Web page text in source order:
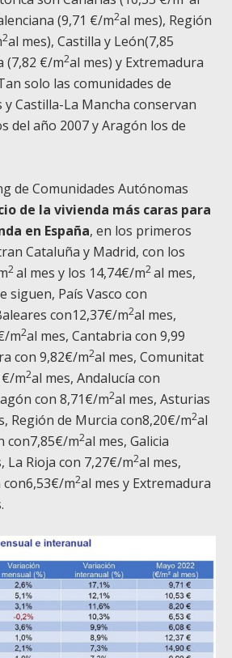
(9,71 €/m2al mes), Región
2al mes), Castilla y León(7,85
(7,82 €/m2al mes) y Extremadura
solo las comunidades de
Castilla-La Mancha conservan
del año 2007 y Aragón los de
de Comunidades Autónomas
de la vivienda más caras para
en España, en los primeros
Cataluña y Madrid, con los
2al mes y los 14,74€/m2al mes,
siguen, País Vasco con
con12,37€/m2al mes,
m2al mes, Cantabria con 9,99
con 9,82€/m2al mes, Comunitat
m2al mes, Andalucía con
con 8,71€/m2al mes, Asturias
Región de Murcia con8,20€/m2al
con7,85€/m2al mes, Galicia
La Rioja con 7,27€/m2al mes,
m2al mes y Extremadura